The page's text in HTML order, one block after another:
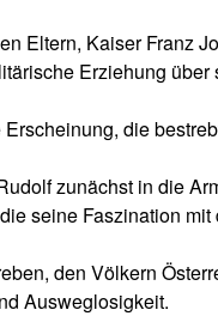
Eltern, Kaiser Franz
Erziehung
die
zunächst in die
seine Faszination
den Völkern
Ausweglosigkeit.